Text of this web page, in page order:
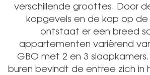
verschillende groottes. Door
kopgevels en de kap op
ontstaat er een breed
appartementen variërend
GBO met 2 en 3
buren bevindt de entree zich in